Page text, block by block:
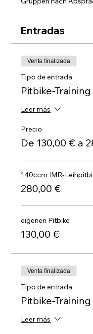
Entradas
Venta finalizada
Tipo de entrada
Pitbike-
Leer más
Precio
De 130,00 € a
140ccm IMR-
280,00 €
eigenen Pitbike
130,00 €
Venta finalizada
Tipo de entrada
Pitbike-
Leer más